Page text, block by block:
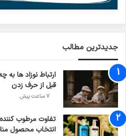
جدیدترین مطالب
ارتباط نوزاد ها به
قبل از حرف زدن
7 ساعت پیش
تفاوت مرطوب
انتخاب محصول